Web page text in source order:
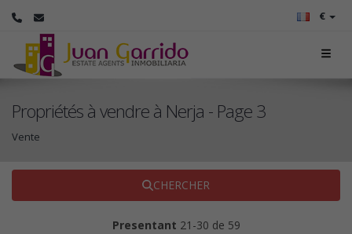
€
Propriétés à vendre à Nerja - Page 3
Vente
CHERCHER
Presentant 21-30 de 59